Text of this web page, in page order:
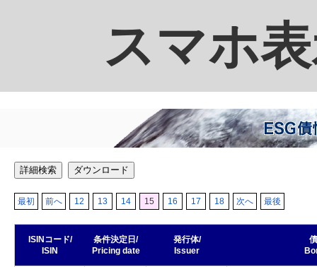
スマホ
詳細検索 ダウンロード
最初 前へ 12 13 14 15 16 17 18 次へ 最後
ISINコード/
ISIN
条件決定日/
Pricing date
発行体/
Issuer